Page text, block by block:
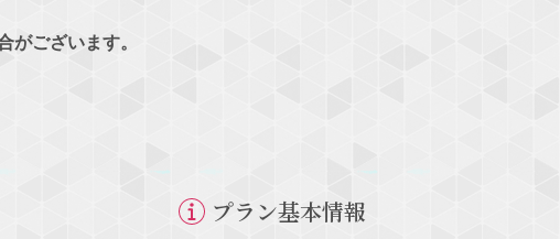
ございます。
プラン基本情報